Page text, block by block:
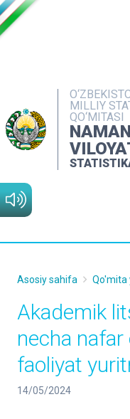
MILLIY
QO‘MITASI
Asosiy sahifa Qo'mita
Akademik
necha nafar
faoliyat
14/05/2024